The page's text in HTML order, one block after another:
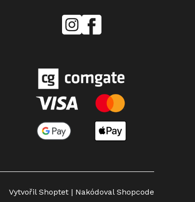
mielecentervlasek
Miele
Center
Vytvořil Shoptet | Nakódoval Shopcode